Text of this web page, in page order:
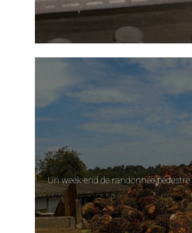
Un week-end de randonnée